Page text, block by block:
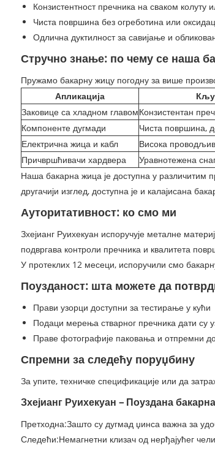
Конзистентност пречника на сваком колуту
Чиста површина без огреботина или
Одлична дуктилност за савијање и
Стручно знање: по чему се наша
Пружамо бакарну жицу погодну за више
Апликација
Заковице са хладном главомКонзистентан
Компоненте дугмади
Чиста површина,
Електрична жица и кабл
Висока
Причвршћивачи хардвера
Уравнотежена
Наша бакарна жица је доступна у различитим
другачији изглед, доступна је и калајисана
Ауторитативност: ко смо ми
Зхејианг Руихекуан испоручује металне
подвргава контроли пречника и квалитета
У протеклих 12 месеци, испоручили смо
Поузданост: шта можете да
Прави узорци доступни за тестирање у кући
Подаци мерења стварног пречника дати су
Праве фотографије паковања и отпремни
Спремни за следећу поруџбину
За упите, техничке спецификације или да
Зхејианг Руихекуан – Поуздана
Претходна:Зашто су дугмад џинса важна за
Следећи:Немагнетни клизач од нерђајућег